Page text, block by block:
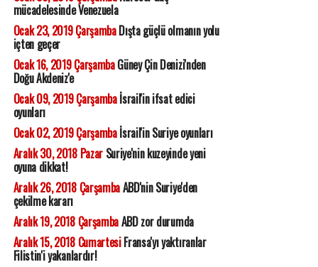
mücadelesinde Venezuela
Ocak 23, 2019 ÇarşambaDışta güçlü olmanın yolu
içten geçer
Ocak 16, 2019 ÇarşambaGüney Çin Denizi'nden
Doğu Akdeniz'e
Ocak 09, 2019 Çarşambaİsrail'in ifsat edici
oyunları
Ocak 02, 2019 Çarşambaİsrail'in Suriye oyunları
Aralık 30, 2018 PazarSuriye'nin kuzeyinde yeni
oyuna dikkat!
Aralık 26, 2018 ÇarşambaABD'nin Suriye'den
çekilme kararı
Aralık 19, 2018 ÇarşambaABD zor durumda
Aralık 15, 2018 CumartesiFransa'yı yaktıranlar
Filistin'i yakanlardır!